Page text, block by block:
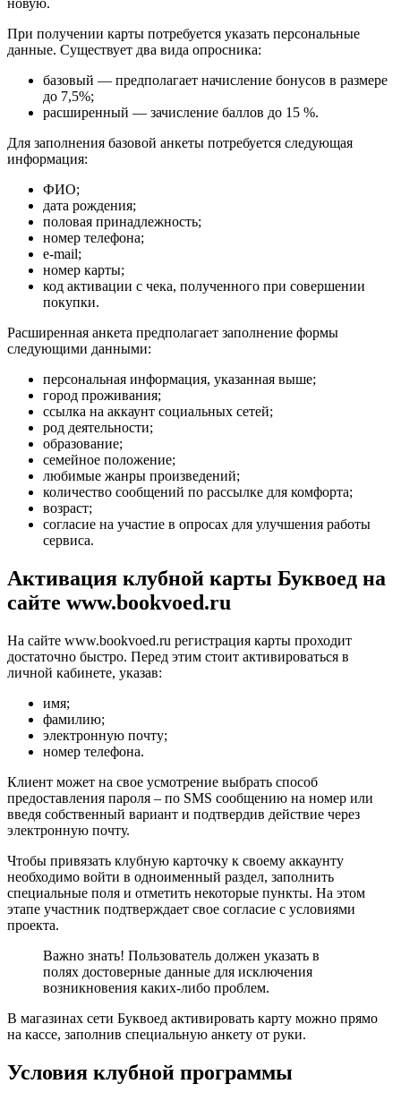
новую.
При получении карты потребуется указать персональные
данные. Существует два вида опросника:
базовый — предполагает начисление бонусов в размере
до 7,5%;
расширенный — зачисление баллов до 15 %.
Для заполнения базовой анкеты потребуется следующая
информация:
ФИО;
дата рождения;
половая принадлежность;
номер телефона;
e-mail;
номер карты;
код активации с чека, полученного при совершении
покупки.
Расширенная анкета предполагает заполнение формы
следующими данными:
персональная информация, указанная выше;
город проживания;
ссылка на аккаунт социальных сетей;
род деятельности;
образование;
семейное положение;
любимые жанры произведений;
количество сообщений по рассылке для комфорта;
возраст;
согласие на участие в опросах для улучшения работы
сервиса.
Активация клубной карты Буквоед на
сайте www.bookvoed.ru
На сайте www.bookvoed.ru регистрация карты проходит
достаточно быстро. Перед этим стоит активироваться в
личной кабинете, указав:
имя;
фамилию;
электронную почту;
номер телефона.
Клиент может на свое усмотрение выбрать способ
предоставления пароля – по SMS сообщению на номер или
введя собственный вариант и подтвердив действие через
электронную почту.
Чтобы привязать клубную карточку к своему аккаунту
необходимо войти в одноименный раздел, заполнить
специальные поля и отметить некоторые пункты. На этом
этапе участник подтверждает свое согласие с условиями
проекта.
Важно знать! Пользователь должен указать в
полях достоверные данные для исключения
возникновения каких-либо проблем.
В магазинах сети Буквоед активировать карту можно прямо
на кассе, заполнив специальную анкету от руки.
Условия клубной программы